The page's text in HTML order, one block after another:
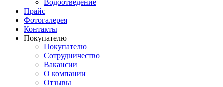
Водоотведение
Прайс
Фотогалерея
Контакты
Покупателю
Покупателю
Сотрудничество
Вакансии
О компании
Отзывы